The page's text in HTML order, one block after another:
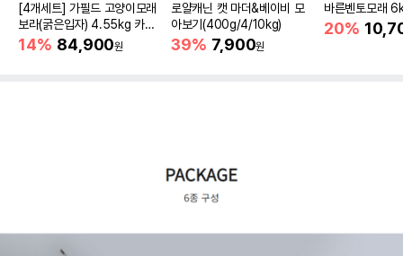
[4개세트] 가필드 고양이모래
보라(굵은입자) 4.55kg 카사
바모래
14% 84,900원
로얄캐닌 캣 마더&베이비 모
아보기(400g/4/10kg)
39% 7,900원
바른벤토모래
20%